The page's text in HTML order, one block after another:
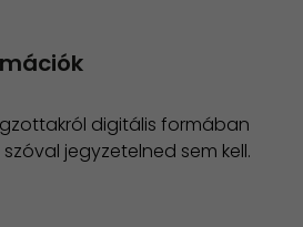
digitális formában
jegyzetelned sem kell.